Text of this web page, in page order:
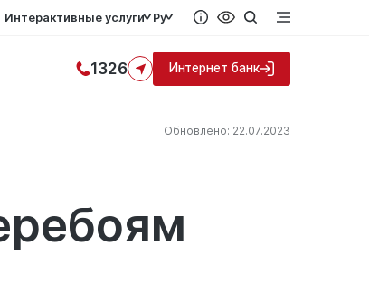
Интерактивные услуги Ру
1326 Интернет банк
Обновлено: 22.07.2023